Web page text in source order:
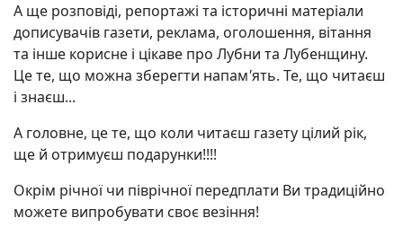
А ще розповіді, репортажі та історичні матеріали
дописувачів газети, реклама, оголошення, вітання
та інше корисне і цікаве про Лубни та Лубенщину.
Це те, що можна зберегти напам'ять. Те, що читаєш
і знаєш...
А головне, це те, що коли читаєш газету цілий рік,
ще й отримуєш подарунки!!!!
Окрім річної чи піврічної передплати Ви традиційно
можете випробувати своє везіння!